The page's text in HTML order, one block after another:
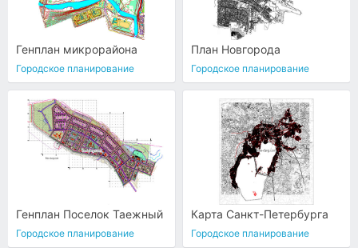
Генплан микрорайона
Городское планирование
План Новгорода
Городское планирование
Генплан Поселок Таежный
Городское планирование
Карта Санкт-Петербурга
Городское планирование